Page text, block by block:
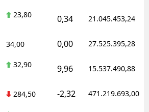
23,80 0,34 21.045.453,24
34,00 0,00 27.525.395,28
32,90 9,96 15.537.490,88
284,50 -2,32 471.219.693,00